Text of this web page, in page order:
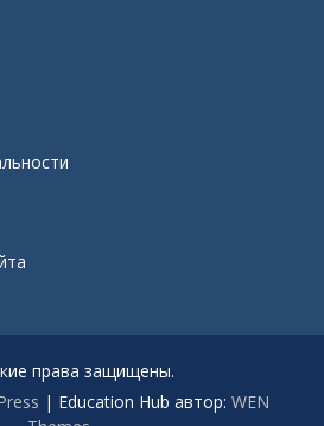
права защищены.
| Education Hub автор: WEN